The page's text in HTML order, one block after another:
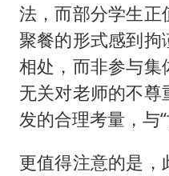
法，而部分学生正
聚餐的形式感到
相处，而非参与集
无关对老师的不尊
发的合理考量，与“
更值得注意的是